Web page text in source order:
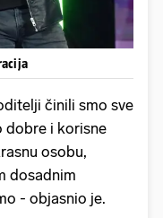
činili smo sve
dobre i korisne
osobu,
dosadnim
- objasnio je.